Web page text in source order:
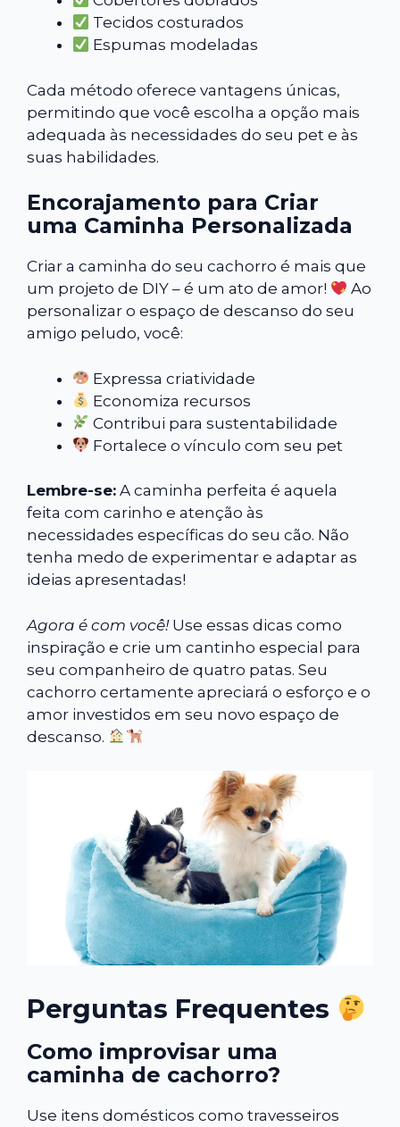
Tecidos costurados
Espumas modeladas
Cada método oferece vantagens únicas,
permitindo que você escolha a opção mais
adequada às necessidades do seu pet e às
suas habilidades.
Encorajamento para Criar
uma Caminha Personalizada
Criar a caminha do seu cachorro é mais que
um projeto de DIY – é um ato de amor!
Ao
personalizar o espaço de descanso do seu
amigo peludo, você:
Expressa criatividade
Economiza recursos
Contribui para sustentabilidade
Fortalece o vínculo com seu pet
Lembre-se: A caminha perfeita é aquela
feita com carinho e atenção às
necessidades específicas do seu cão. Não
tenha medo de experimentar e adaptar as
ideias apresentadas!
Agora é com você!Use essas dicas como
inspiração e crie um cantinho especial para
seu companheiro de quatro patas. Seu
cachorro certamente apreciará o esforço e o
amor investidos em seu novo espaço de
descanso.
Perguntas Frequentes
Como improvisar uma
caminha de cachorro?
Use itens domésticos como travesseiros